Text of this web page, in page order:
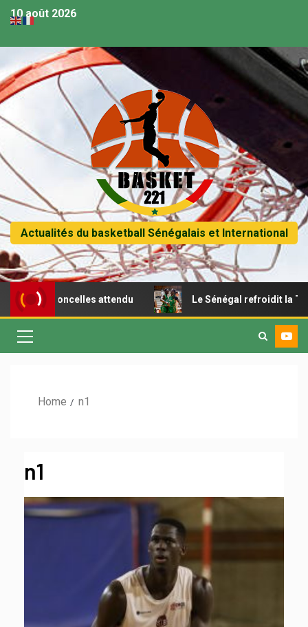
10 août 2026
Actualités du basketball Sénégalais et International
lioncelles attendu Le Sénégal refroidit la Tunisie et
Home n1
n1